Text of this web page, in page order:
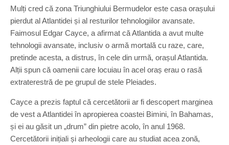
Mulți cred că zona Triunghiului Bermudelor este casa orașului
pierdut al Atlantidei și al resturilor tehnologiilor avansate.
Faimosul Edgar Cayce, a afirmat că Atlantida a avut multe
tehnologii avansate, inclusiv o armă mortală cu raze, care,
pretinde acesta, a distrus, în cele din urmă, orașul Atlantida.
Alții spun că oamenii care locuiau în acel oraș erau o rasă
extraterestră de pe grupul de stele Pleiades.
Cayce a prezis faptul că cercetătorii ar fi descopert marginea
de vest a Atlantidei în apropierea coastei Bimini, în Bahamas,
și ei au găsit un „drum” din pietre acolo, în anul 1968.
Cercetătorii inițiali și arheologii care au studiat acea zonă,